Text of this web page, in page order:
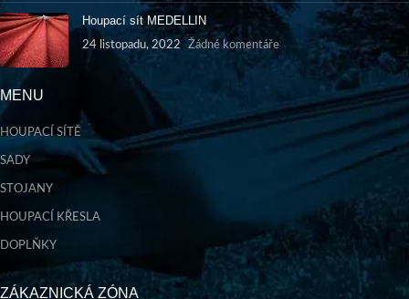
Houpací sít MEDELLIN
24 listopadu, 2022 Žádné komentáře
MENU
HOUPACÍ SÍTĚ
SADY
STOJANY
HOUPACÍ KŘESLA
DOPLŇKY
ZÁKAZNICKÁ ZÓNA